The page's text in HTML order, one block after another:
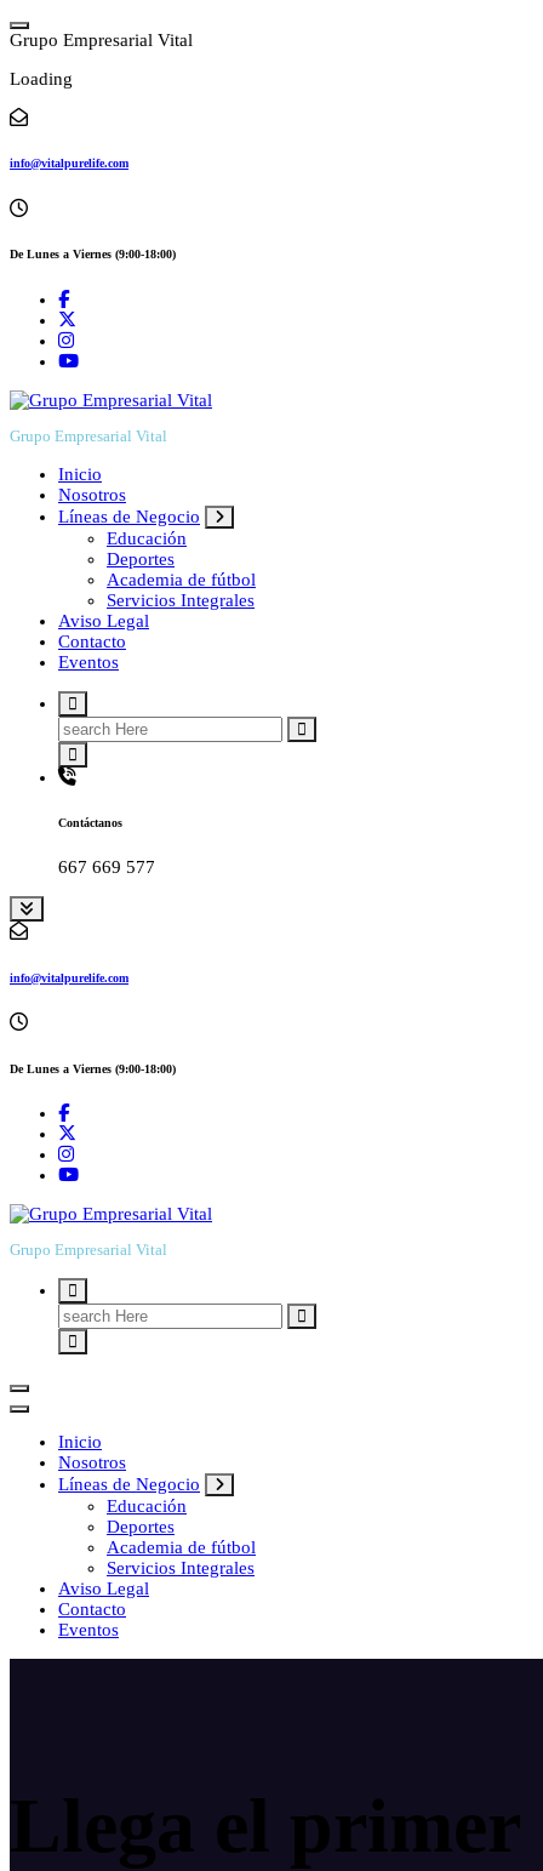
Skip
to
Grupo Empresarial Vital
Loading
info@vitalpurelife.com
De Lunes a Viernes (9:00-18:00)
Grupo Empresarial Vital
Inicio
Nosotros
Líneas de Negocio
Educación
Deportes
Academia de fútbol
Servicios Integrales
Aviso Legal
Contacto
Eventos
Search
for:
Contáctanos
667 669 577
info@vitalpurelife.com
De Lunes a Viernes (9:00-18:00)
Grupo Empresarial Vital
Search
for:
Inicio
Nosotros
Líneas de Negocio
Educación
Deportes
Academia de fútbol
Servicios Integrales
Aviso Legal
Contacto
Eventos
Llega el primer